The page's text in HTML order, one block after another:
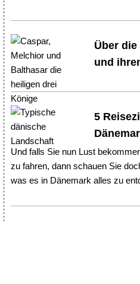
Über
und
5
Und falls Sie nun Lust
zu fahren, dann schauen Sie
was es in Dänemark alles zu